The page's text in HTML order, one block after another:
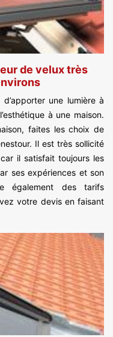
de velux très
une lumière à
à une maison.
faites les choix de
Il est très sollicité
il satisfait toujours les
ses expériences et son
également des tarifs
votre devis en faisant